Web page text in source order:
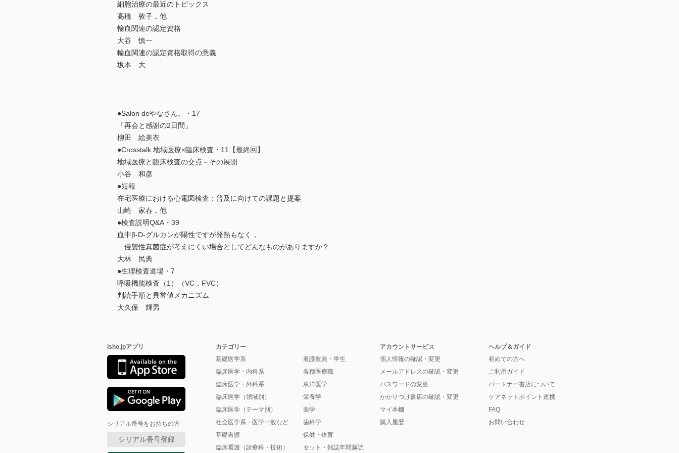
細胞治療の最近のトピックス
高橋 敦子，他
輸血関連の認定資格
大谷 慎一
輸血関連の認定資格取得の意義
坂本 大
●Salon deやなさん。・17
「再会と感謝の2日間」
柳田 絵美衣
●Crosstalk 地域医療×臨床検査・11【最終回】
地域医療と臨床検査の交点－その展開
小谷 和彦
●短報
在宅医療における心電図検査：普及に向けての課題と提案
山崎 家春，他
●検査説明Q&A・39
血中β-D-グルカンが陽性ですが発熱もなく，
侵襲性真菌症が考えにくい場合としてどんなものがありますか？
大林 民典
●生理検査道場・7
呼吸機能検査（1）（VC，FVC）
判読手順と異常値メカニズム
大久保 輝男
isho.jpアプリ
シリアル番号をお持ちの方
シリアル番号登録
カテゴリー
基礎医学系
臨床医学・内科系
臨床医学・外科系
臨床医学（領域別）
臨床医学（テーマ別）
社会医学系・医学一般など
基礎看護
臨床看護（診療科・技術）
看護教員・学生
各種医療職
東洋医学
栄養学
薬学
歯科学
保健・体育
セット・雑誌年間購読
アカウントサービス
個人情報の確認・変更
メールアドレスの確認・変更
パスワードの変更
かかりつけ書店の確認・変更
マイ本棚
購入履歴
ヘルプ＆ガイド
初めての方へ
ご利用ガイド
パートナー書店について
ケアネットポイント連携
FAQ
お問い合わせ